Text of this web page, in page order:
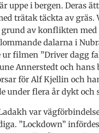
uppe i bergen. Deras
trätak täckta av
av konflikten
dalarna i
ur filmen ”Driver dagg
Annerstedt och
för Alf Kjellin och
under flera år dykt och
var
”Lockdown”